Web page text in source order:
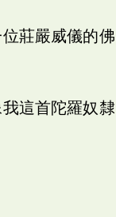
莊嚴威儀的佛
這首陀羅奴隸